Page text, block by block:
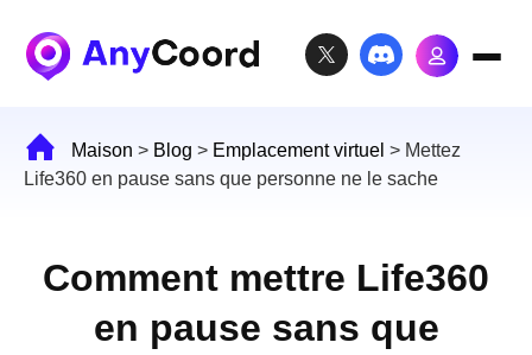
Maison > Blog > Emplacement virtuel > Mettez
Life360 en pause sans que personne ne le sache
Comment mettre Life360
en pause sans que